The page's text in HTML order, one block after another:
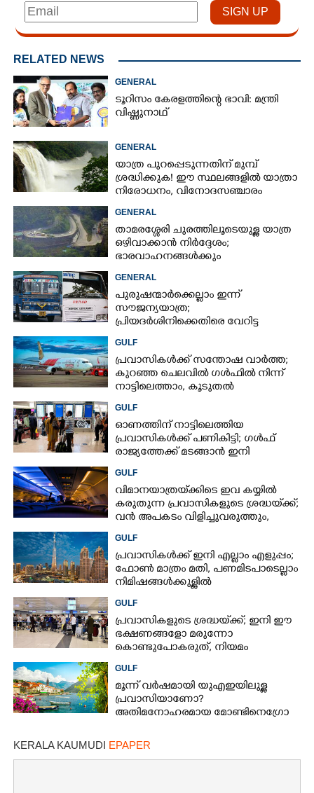
RELATED NEWS
GENERAL
ടൂറിസം കേരളത്തിന്റെ ഭാവി: മന്ത്രി
വിഷ്ണുനാഥ്
GENERAL
യാത്ര പുറപ്പെടുന്നതിന് മുമ്പ്
ശ്രദ്ധിക്കുക! ഈ സ്ഥലങ്ങളിൽ യാത്രാ
നിരോധനം,​ വിനോദസഞ്ചാരം
GENERAL
താമരശ്ശേരി ചുരത്തിലൂടെയുള്ള യാത്ര
ഒഴിവാക്കാൻ നിർദ്ദേശം;
ഭാരവാഹനങ്ങൾക്കും
നിയന്ത്രണം
GENERAL
പുരുഷന്മാർക്കെല്ലാം ഇന്ന്
സൗജന്യയാത്ര;
പ്രിയദർശിനിക്കെതിരെ വേറിട്ട
സ്വകാര്യ ബസുകൾ
GULF
പ്രവാസികൾക്ക് സന്തോഷ വാർത്ത;
കുറഞ്ഞ ചെലവിൽ ഗൾഫിൽ നിന്ന്
നാട്ടിലെത്താം,​ കൂടുതൽ
എക്സ്പ്രസ്
GULF
ഓണത്തിന് നാട്ടിലെത്തിയ
പ്രവാസികൾക്ക് പണികിട്ടി; ഗൾഫ്
രാജ്യത്തേക്ക് മടങ്ങാൻ ഇനി
GULF
വിമാനയാത്രയ്‌ക്കിടെ ഇവ കയ്യിൽ
കരുതുന്ന പ്രവാസികളുടെ ശ്രദ്ധയ്‌ക്ക്;
വൻ അപകടം വിളിച്ചുവരുത്തും,
GULF
പ്രവാസികൾക്ക് ഇനി എല്ലാം എളുപ്പം;
ഫോൺ മാത്രം മതി,​ പണമിടപാടെല്ലാം
നിമിഷങ്ങൾക്കുള്ളിൽ
GULF
പ്രവാസികളുടെ ശ്രദ്ധയ്‌ക്ക്; ഇനി ഈ
ഭക്ഷണങ്ങളോ മരുന്നോ
കൊണ്ടുപോകരുത്, നിയമം
GULF
മൂന്ന് വർഷമായി യുഎഇയിലുള്ള
പ്രവാസിയാണോ?
അതിമനോഹരമായ മോണ്ടിനെഗ്രോ
KERALA KAUMUDI EPAPER